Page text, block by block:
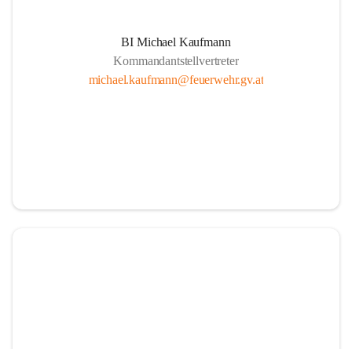
BI Michael Kaufmann
Kommandantstellvertreter
michael.kaufmann@feuerwehr.gv.at